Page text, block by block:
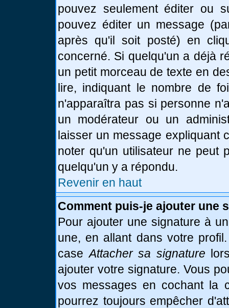
pouvez seulement éditer ou
pouvez éditer un message
après qu'il soit posté) en
concerné. Si quelqu'un a déjà
un petit morceau de texte en
lire, indiquant le nombre de
n'apparaîtra pas si personne
un modérateur ou un
laisser un message expliquant
noter qu'un utilisateur ne peut
quelqu'un y a répondu.
Revenir en haut
Comment puis-je ajouter une
Pour ajouter une signature à
une, en allant dans votre
caseAttacher sa signature
ajouter votre signature. Vous
vos messages en cochant la
pourrez toujours empêcher